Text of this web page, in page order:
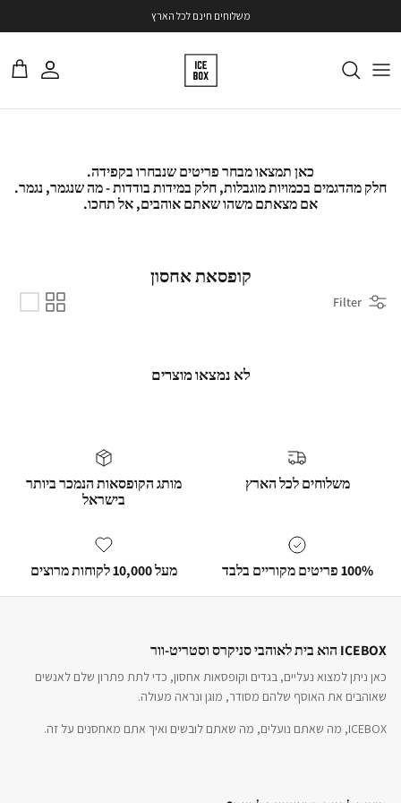
משלוחים חינם לכל הארץ
משתמש
עגלה
כאן תמצאו מבחר פריטים שנבחרו בקפידה.
חלק מהדגמים בכמויות מוגבלות, חלק במידות בודדות - מה שנגמר, נגמר.
אם מצאתם משהו שאתם אוהבים, אל תחכו.
קופסאת אחסון
Filter
לא נמצאו מוצרים
משלוחים לכל הארץ
מותג הקופסאות הנמכר ביותר
בישראל
100% פריטים מקוריים בלבד מעל 10,000 לקוחות מרוצים
ICEBOX הוא בית לאוהבי סניקרס וסטריט-וור
כאן ניתן למצוא נעליים, בגדים וקופסאות אחסון, כדי לתת פתרון שלם לאנשים
שאוהבים את האוסף שלהם מסודר, מוגן ונראה מעולה.
ICEBOX, מה שאתם נועלים, מה שאתם לובשים ואיך אתם מאחסנים על זה.